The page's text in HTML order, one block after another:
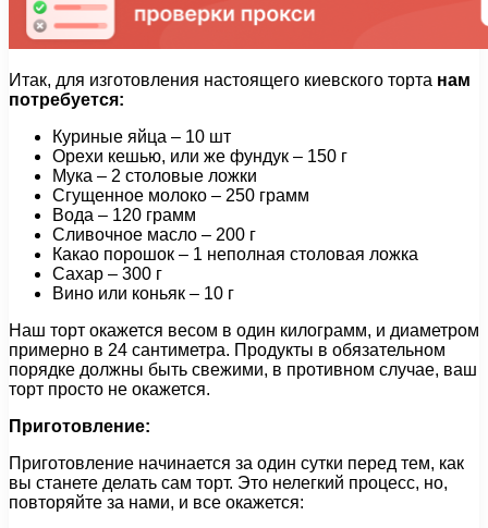
Итак, для изготовления настоящего киевского торта нам
потребуется:
Куриные яйца – 10 шт
Орехи кешью, или же фундук – 150 г
Мука – 2 столовые ложки
Сгущенное молоко – 250 грамм
Вода – 120 грамм
Сливочное масло – 200 г
Какао порошок – 1 неполная столовая ложка
Сахар – 300 г
Вино или коньяк – 10 г
Наш торт окажется весом в один килограмм, и диаметром
примерно в 24 сантиметра. Продукты в обязательном
порядке должны быть свежими, в противном случае, ваш
торт просто не окажется.
Приготовление:
Приготовление начинается за один сутки перед тем, как
вы станете делать сам торт. Это нелегкий процесс, но,
повторяйте за нами, и все окажется: